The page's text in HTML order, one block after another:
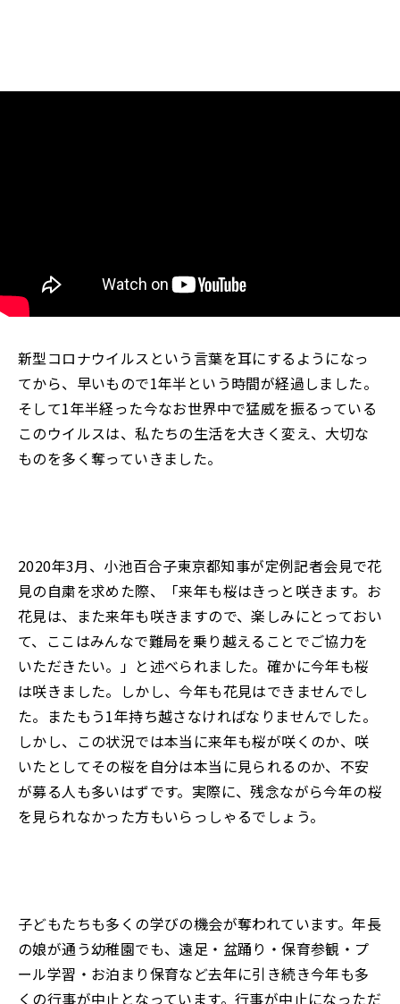
新型コロナウイルスという言葉を耳にするようになっ
てから、早いもので1年半という時間が経過しました。
そして1年半経った今なお世界中で猛威を振るっている
このウイルスは、私たちの生活を大きく変え、大切な
ものを多く奪っていきました。
2020年3月、小池百合子東京都知事が定例記者会見で花
見の自粛を求めた際、「来年も桜はきっと咲きます。お
花見は、また来年も咲きますので、楽しみにとっておい
て、ここはみんなで難局を乗り越えることでご協力を
いただきたい。」と述べられました。確かに今年も桜
は咲きました。しかし、今年も花見はできませんでし
た。またもう1年持ち越さなければなりませんでした。
しかし、この状況では本当に来年も桜が咲くのか、咲
いたとしてその桜を自分は本当に見られるのか、不安
が募る人も多いはずです。実際に、残念ながら今年の桜
を見られなかった方もいらっしゃるでしょう。
子どもたちも多くの学びの機会が奪われています。年長
の娘が通う幼稚園でも、遠足・盆踊り・保育参観・プ
ール学習・お泊まり保育など去年に引き続き今年も多
くの行事が中止となっています。行事が中止になっただ